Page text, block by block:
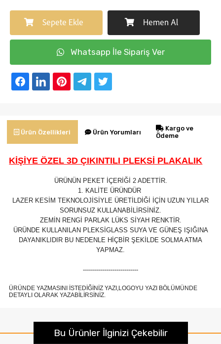
Sepete Ekle Hemen Al
Whatsapp İle Sipariş Ver
Ürün Özellikleri Ürün Yorumları
Kargo ve
Ödeme
KİŞİYE ÖZEL 3D ÇIKINTILI PLEKSİ PLAKALIK
ÜRÜNÜN PEKET İÇERİĞİ 2 ADETTİR.
1. KALİTE ÜRÜNDÜR
LAZER KESİM TEKNOLOJİSİYLE ÜRETİLDİĞİ İÇİN UZUN YILLAR
SORUNSUZ KULLANABİLİRSİNİZ.
ZEMİN RENGİ PARLAK LÜKS SİYAH RENKTİR.
ÜRÜNDE KULLANILAN PLEKSİGLASS SUYA VE GÜNEŞ IŞIĞINA
DAYANIKLIDIR BU NEDENLE HİÇBİR ŞEKİLDE SOLMA ATMA
YAPMAZ.
----------------------------
ÜRÜNDE YAZMASINI İSTEDİĞİNİZ YAZI,LOGOYU YAZI BÖLÜMÜNDE
DETAYLI OLARAK YAZABİLİRSİNİZ.
Bu Ürünler İlginizi Çekebilir